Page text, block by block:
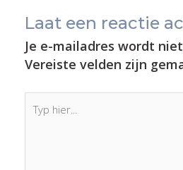
Laat een reactie
Je e-mailadres wordt
Vereiste velden zijn
hier...